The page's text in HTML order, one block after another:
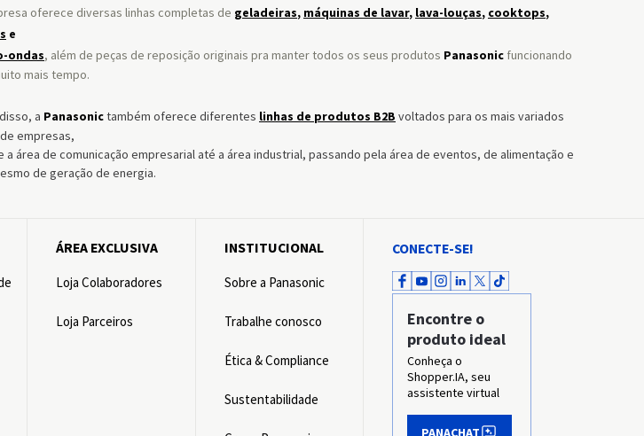
oferece diversas linhas completas de geladeiras, máquinas de lavar, lava-louças, cooktops,
e
ondas, além de peças de reposição originais pra manter todos os seus produtos Panasonic funcionando
mais tempo.
a Panasonictambém oferece diferentes linhas de produtos B2B voltados para os mais variados
empresas,
a área de comunicação empresarial até a área industrial, passando pela área de eventos, de alimentação e
de geração de energia.
ÁREA EXCLUSIVA
Loja Colaboradores
Loja Parceiros
INSTITUCIONAL
Sobre a Panasonic
Trabalhe conosco
Ética & Compliance
Sustentabilidade
CONECTE-SE!
Encontre o
produto ideal
Conheça o
Shopper.IA, seu
assistente virtual
PANACHAT